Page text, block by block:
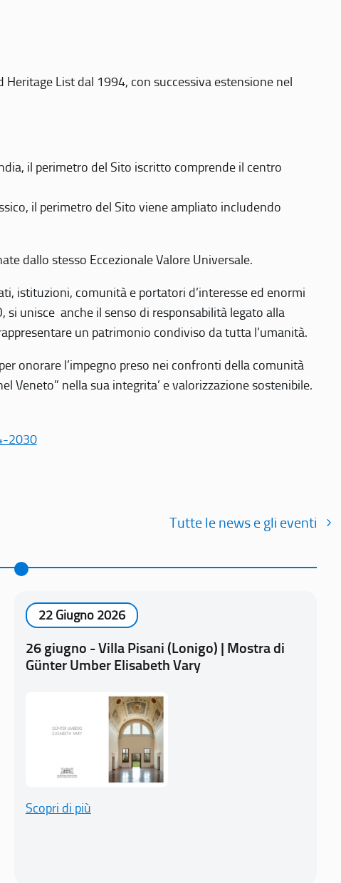
List dal 1994, con successiva estensione nel
il perimetro del Sito iscritto comprende il centro
il perimetro del Sito viene ampliato includendo
dallo stesso Eccezionale Valore Universale.
istituzioni, comunità e portatori d’interesse ed enormi
si unisce anche il senso di responsabilità legato alla
un patrimonio condiviso da tutta l’umanità.
onorare l’impegno preso nei confronti della comunità
Veneto” nella sua integrita’ e valorizzazione sostenibile.
2030
Tutte le news e gli eventi
22 Giugno 2026
26 giugno - Villa Pisani (Lonigo) | Mostra di
Günter Umber Elisabeth Vary
Scopri di più